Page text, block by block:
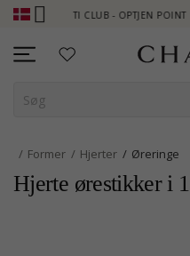
CHANTI CLUB - OPTJEN POINT SE
Former Hjerter Øreringe
Hjerte ørestikker i